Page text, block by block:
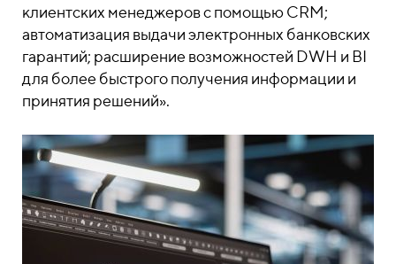
клиентских менеджеров с помощью CRM;
автоматизация выдачи электронных банковских
гарантий; расширение возможностей DWH и BI
для более быстрого получения информации и
принятия решений».